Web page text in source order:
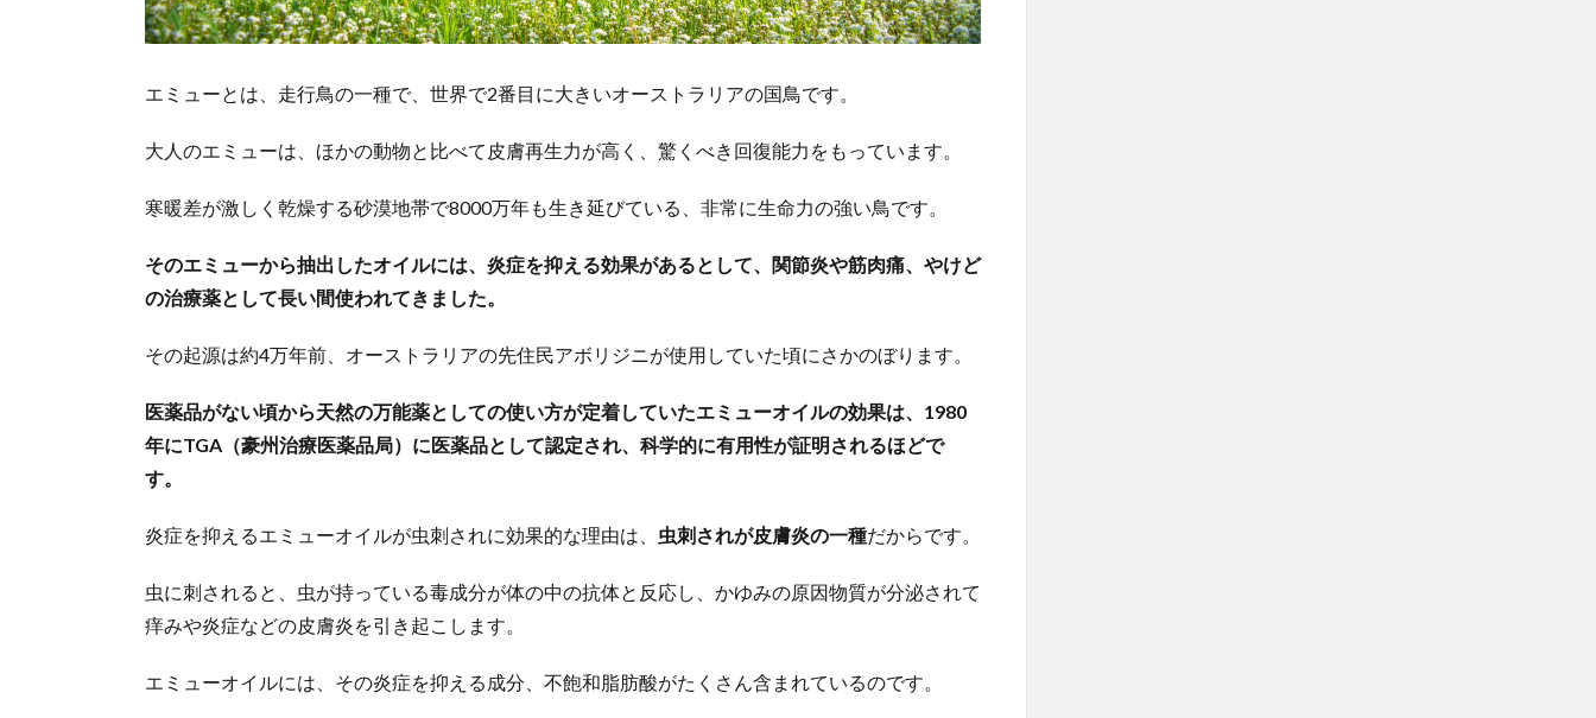
エミューとは、走行鳥の一種で、世界で2番目に大きいオーストラリアの国鳥です。
大人のエミューは、ほかの動物と比べて皮膚再生力が高く、驚くべき回復能力をもっています。
寒暖差が激しく乾燥する砂漠地帯で8000万年も生き延びている、非常に生命力の強い鳥です。
そのエミューから抽出したオイルには、炎症を抑える効果があるとして、関節炎や筋肉痛、やけど
の治療薬として長い間使われてきました。
その起源は約4万年前、オーストラリアの先住民アボリジニが使用していた頃にさかのぼります。
医薬品がない頃から天然の万能薬としての使い方が定着していたエミューオイルの効果は、1980
年にTGA（豪州治療医薬品局）に医薬品として認定され、科学的に有用性が証明されるほどで
す。
炎症を抑えるエミューオイルが虫刺されに効果的な理由は、 虫刺されが皮膚炎の一種だからです。
虫に刺されると、虫が持っている毒成分が体の中の抗体と反応し、かゆみの原因物質が分泌されて
痒みや炎症などの皮膚炎を引き起こします。
エミューオイルには、その炎症を抑える成分、不飽和脂肪酸がたくさん含まれているのです。